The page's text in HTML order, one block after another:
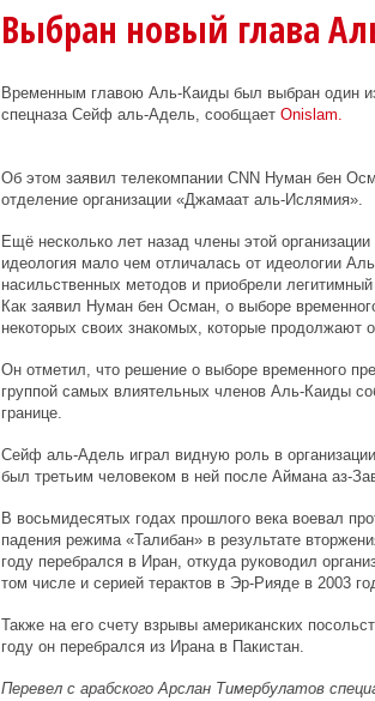
Выбран новый глава
Временным главою Аль-Каиды был выбран один
спецназа Сейф аль-Адель, сообщает Onislam.
Об этом заявил телекомпании CNN Нуман бен
отделение организации «Джамаат аль-Ислямия».
Ещё несколько лет назад члены этой
идеология мало чем отличалась от идеологии
насильственных методов и приобрели
Как заявил Нуман бен Осман, о выборе
некоторых своих знакомых, которые продолжают
Он отметил, что решение о выборе временного
группой самых влиятельных членов Аль-Каиды
границе.
Сейф аль-Адель играл видную роль в
был третьим человеком в ней после Аймана аз-
В восьмидесятых годах прошлого века воевал
падения режима «Талибан» в результате
году перебрался в Иран, откуда руководил
том числе и серией терактов в Эр-Рияде в 2003
Также на его счету взрывы американских
году он перебрался из Ирана в Пакистан.
Перевел с арабского Арслан Тимербулатов